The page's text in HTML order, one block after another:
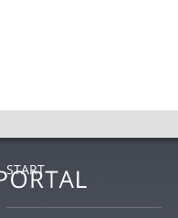
START